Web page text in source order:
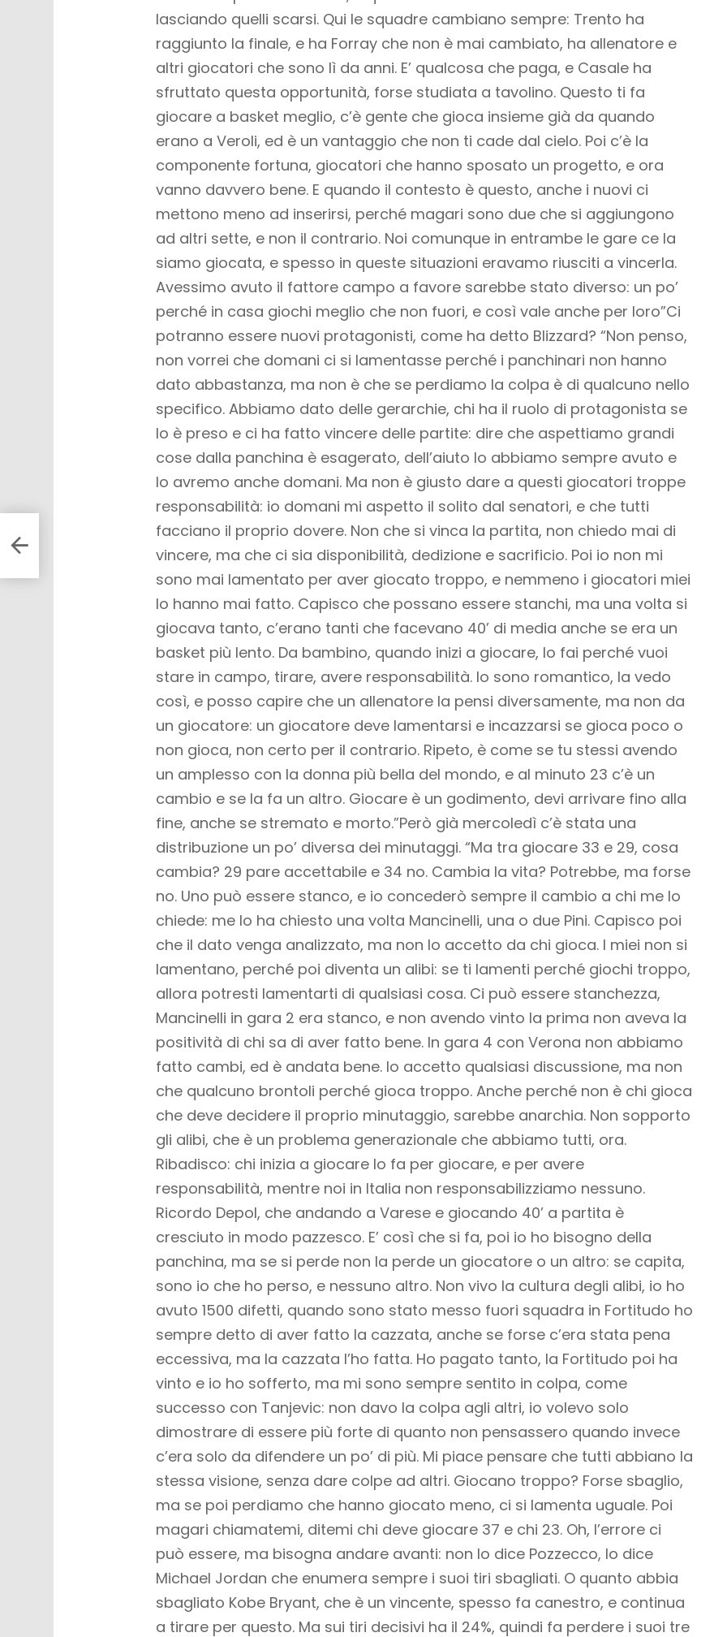
lasciando quelli scarsi. Qui le squadre cambiano sempre: Trento ha
raggiunto la finale, e ha Forray che non è mai cambiato, ha allenatore e
altri giocatori che sono lì da anni. E’ qualcosa che paga, e Casale ha
sfruttato questa opportunità, forse studiata a tavolino. Questo ti fa
giocare a basket meglio, c’è gente che gioca insieme già da quando
erano a Veroli, ed è un vantaggio che non ti cade dal cielo. Poi c’è la
componente fortuna, giocatori che hanno sposato un progetto, e ora
vanno davvero bene. E quando il contesto è questo, anche i nuovi ci
mettono meno ad inserirsi, perché magari sono due che si aggiungono
ad altri sette, e non il contrario. Noi comunque in entrambe le gare ce la
siamo giocata, e spesso in queste situazioni eravamo riusciti a vincerla.
Avessimo avuto il fattore campo a favore sarebbe stato diverso: un po’
perché in casa giochi meglio che non fuori, e così vale anche per loro”Ci
potranno essere nuovi protagonisti, come ha detto Blizzard? “Non penso,
non vorrei che domani ci si lamentasse perché i panchinari non hanno
dato abbastanza, ma non è che se perdiamo la colpa è di qualcuno nello
specifico. Abbiamo dato delle gerarchie, chi ha il ruolo di protagonista se
lo è preso e ci ha fatto vincere delle partite: dire che aspettiamo grandi
cose dalla panchina è esagerato, dell’aiuto lo abbiamo sempre avuto e
lo avremo anche domani. Ma non è giusto dare a questi giocatori troppe
responsabilità: io domani mi aspetto il solito dal senatori, e che tutti
facciano il proprio dovere. Non che si vinca la partita, non chiedo mai di
vincere, ma che ci sia disponibilità, dedizione e sacrificio. Poi io non mi
sono mai lamentato per aver giocato troppo, e nemmeno i giocatori miei
lo hanno mai fatto. Capisco che possano essere stanchi, ma una volta si
giocava tanto, c’erano tanti che facevano 40’ di media anche se era un
basket più lento. Da bambino, quando inizi a giocare, lo fai perché vuoi
stare in campo, tirare, avere responsabilità. Io sono romantico, la vedo
così, e posso capire che un allenatore la pensi diversamente, ma non da
un giocatore: un giocatore deve lamentarsi e incazzarsi se gioca poco o
non gioca, non certo per il contrario. Ripeto, è come se tu stessi avendo
un amplesso con la donna più bella del mondo, e al minuto 23 c’è un
cambio e se la fa un altro. Giocare è un godimento, devi arrivare fino alla
fine, anche se stremato e morto.”Però già mercoledì c’è stata una
distribuzione un po’ diversa dei minutaggi. “Ma tra giocare 33 e 29, cosa
cambia? 29 pare accettabile e 34 no. Cambia la vita? Potrebbe, ma forse
no. Uno può essere stanco, e io concederò sempre il cambio a chi me lo
chiede: me lo ha chiesto una volta Mancinelli, una o due Pini. Capisco poi
che il dato venga analizzato, ma non lo accetto da chi gioca. I miei non si
lamentano, perché poi diventa un alibi: se ti lamenti perché giochi troppo,
allora potresti lamentarti di qualsiasi cosa. Ci può essere stanchezza,
Mancinelli in gara 2 era stanco, e non avendo vinto la prima non aveva la
positività di chi sa di aver fatto bene. In gara 4 con Verona non abbiamo
fatto cambi, ed è andata bene. Io accetto qualsiasi discussione, ma non
che qualcuno brontoli perché gioca troppo. Anche perché non è chi gioca
che deve decidere il proprio minutaggio, sarebbe anarchia. Non sopporto
gli alibi, che è un problema generazionale che abbiamo tutti, ora.
Ribadisco: chi inizia a giocare lo fa per giocare, e per avere
responsabilità, mentre noi in Italia non responsabilizziamo nessuno.
Ricordo Depol, che andando a Varese e giocando 40’ a partita è
cresciuto in modo pazzesco. E’ così che si fa, poi io ho bisogno della
panchina, ma se si perde non la perde un giocatore o un altro: se capita,
sono io che ho perso, e nessuno altro. Non vivo la cultura degli alibi, io ho
avuto 1500 difetti, quando sono stato messo fuori squadra in Fortitudo ho
sempre detto di aver fatto la cazzata, anche se forse c’era stata pena
eccessiva, ma la cazzata l’ho fatta. Ho pagato tanto, la Fortitudo poi ha
vinto e io ho sofferto, ma mi sono sempre sentito in colpa, come
successo con Tanjevic: non davo la colpa agli altri, io volevo solo
dimostrare di essere più forte di quanto non pensassero quando invece
c’era solo da difendere un po’ di più. Mi piace pensare che tutti abbiano la
stessa visione, senza dare colpe ad altri. Giocano troppo? Forse sbaglio,
ma se poi perdiamo che hanno giocato meno, ci si lamenta uguale. Poi
magari chiamatemi, ditemi chi deve giocare 37 e chi 23. Oh, l’errore ci
può essere, ma bisogna andare avanti: non lo dice Pozzecco, lo dice
Michael Jordan che enumera sempre i suoi tiri sbagliati. O quanto abbia
sbagliato Kobe Bryant, che è un vincente, spesso fa canestro, e continua
a tirare per questo. Ma sui tiri decisivi ha il 24%, quindi fa perdere i suoi tre